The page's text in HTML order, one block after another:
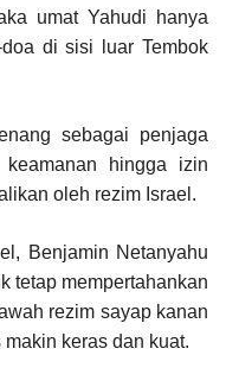
umat Yahudi hanya
di sisi luar Tembok
sebagai penjaga
hingga izin
oleh rezim Israel.
Benjamin Netanyahu
tetap mempertahankan
rezim sayap kanan
keras dan kuat.